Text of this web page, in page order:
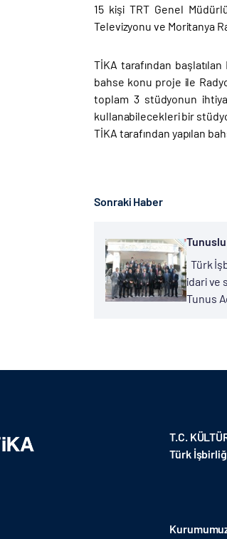
15 kişi TRT Genel
Televizyonu ve Moritanya
TİKA tarafından
bahse konu proje ile
toplam 3 stüdyonun
kullanabilecekleri bir
TİKA tarafından yapılan
Sonraki Haber
Türk
idari ve
Tunus
T.C.
Türk